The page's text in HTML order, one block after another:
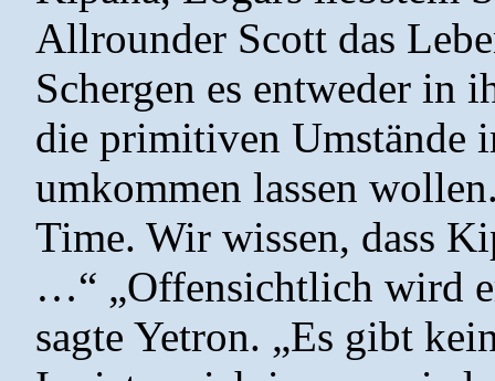
Allrounder Scott das
Schergen es entweder in
die primitiven Umstände
umkommen lassen
Time. Wir wissen, dass
…“ „Offensichtlich wird
sagte Yetron. „Es gibt